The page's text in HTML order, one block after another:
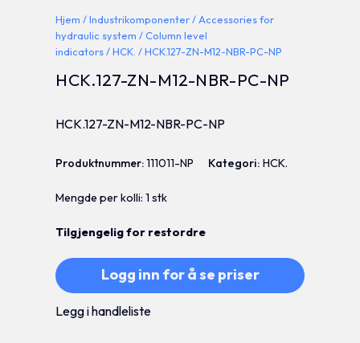
Hjem /Industrikomponenter/ Accessories for
hydraulic system /Column level
indicators/HCK. / HCK.127-ZN-M12-NBR-PC-NP
HCK.127-ZN-M12-NBR-PC-NP
HCK.127-ZN-M12-NBR-PC-NP
Produktnummer:111011-NP Kategori:HCK.
Mengde per kolli: 1 stk
Tilgjengelig for restordre
Logg inn for å se priser
Legg i handleliste